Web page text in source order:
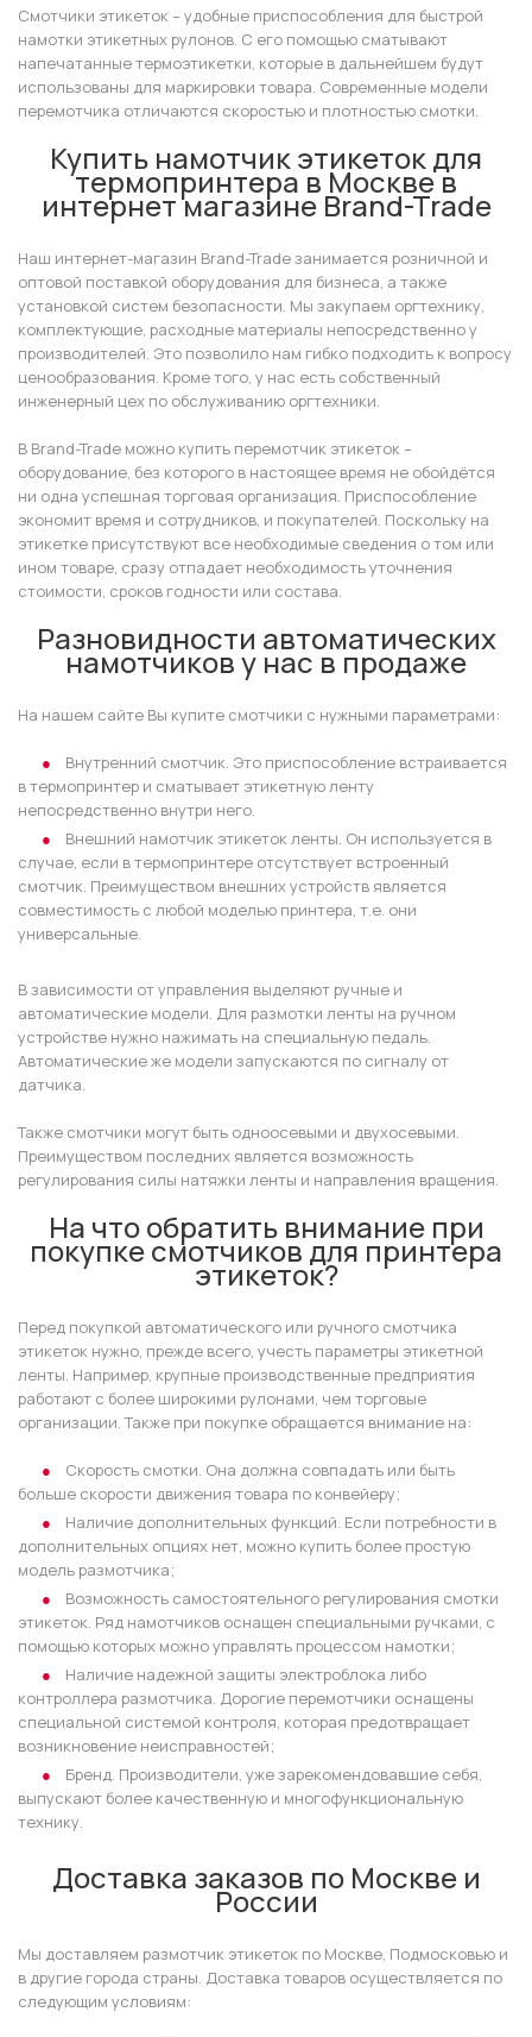
Смотчики этикеток – удобные приспособления для быстрой
намотки этикетных рулонов. С его помощью сматывают
напечатанные термоэтикетки, которые в дальнейшем будут
использованы для маркировки товара. Современные модели
перемотчика отличаются скоростью и плотностью смотки.
Купить намотчик этикеток для
термопринтера в Москве в
интернет магазине Brand-Trade
Наш интернет-магазин Brand-Trade занимается розничной и
оптовой поставкой оборудования для бизнеса, а также
установкой систем безопасности. Мы закупаем оргтехнику,
комплектующие, расходные материалы непосредственно у
производителей. Это позволило нам гибко подходить к вопросу
ценообразования. Кроме того, у нас есть собственный
инженерный цех по обслуживанию оргтехники.
В Brand-Trade можно купить перемотчик этикеток –
оборудование, без которого в настоящее время не обойдётся
ни одна успешная торговая организация. Приспособление
экономит время и сотрудников, и покупателей. Поскольку на
этикетке присутствуют все необходимые сведения о том или
ином товаре, сразу отпадает необходимость уточнения
стоимости, сроков годности или состава.
Разновидности автоматических
намотчиков у нас в продаже
На нашем сайте Вы купите смотчики с нужными параметрами:
Внутренний смотчик. Это приспособление встраивается
в термопринтер и сматывает этикетную ленту
непосредственно внутри него.
Внешний намотчик этикеток ленты. Он используется в
случае, если в термопринтере отсутствует встроенный
смотчик. Преимуществом внешних устройств является
совместимость с любой моделью принтера, т.е. они
универсальные.
В зависимости от управления выделяют ручные и
автоматические модели. Для размотки ленты на ручном
устройстве нужно нажимать на специальную педаль.
Автоматические же модели запускаются по сигналу от
датчика.
Также смотчики могут быть одноосевыми и двухосевыми.
Преимуществом последних является возможность
регулирования силы натяжки ленты и направления вращения.
На что обратить внимание при
покупке смотчиков для принтера
этикеток?
Перед покупкой автоматического или ручного смотчика
этикеток нужно, прежде всего, учесть параметры этикетной
ленты. Например, крупные производственные предприятия
работают с более широкими рулонами, чем торговые
организации. Также при покупке обращается внимание на:
Скорость смотки. Она должна совпадать или быть
больше скорости движения товара по конвейеру;
Наличие дополнительных функций. Если потребности в
дополнительных опциях нет, можно купить более простую
модель размотчика;
Возможность самостоятельного регулирования смотки
этикеток. Ряд намотчиков оснащен специальными ручками, с
помощью которых можно управлять процессом намотки;
Наличие надежной защиты электроблока либо
контроллера размотчика. Дорогие перемотчики оснащены
специальной системой контроля, которая предотвращает
возникновение неисправностей;
Бренд. Производители, уже зарекомендовавшие себя,
выпускают более качественную и многофункциональную
технику.
Доставка заказов по Москве и
России
Мы доставляем размотчик этикеток по Москве, Подмосковью и
в другие города страны. Доставка товаров осуществляется по
следующим условиям: